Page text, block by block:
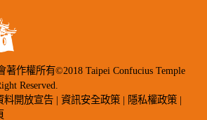
作權所有©2018 Taipei Confucius Temple
Reserved.
料開放宣告 |資訊安全政策 | 隱私權政策 |